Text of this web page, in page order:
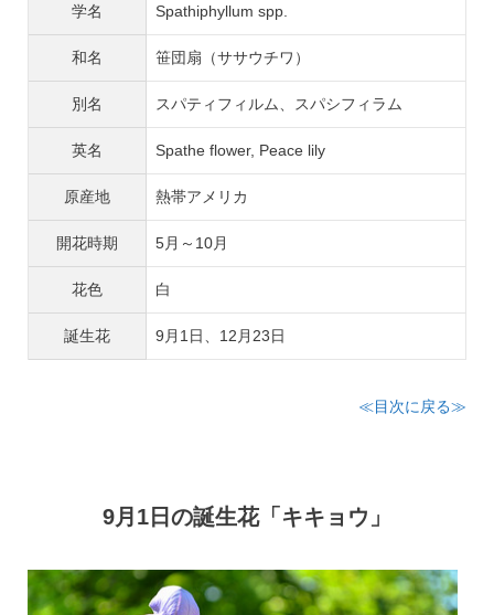
学名 Spathiphyllum spp.
和名 笹団扇（ササウチワ）
別名 スパティフィルム、スパシフィラム
英名 Spathe flower, Peace lily
原産地 熱帯アメリカ
開花時期 5月～10月
花色 白
誕生花 9月1日、12月23日
≪目次に戻る≫
9月1日の誕生花「キキョウ」